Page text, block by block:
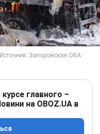
главного –
на OBOZ.UA в